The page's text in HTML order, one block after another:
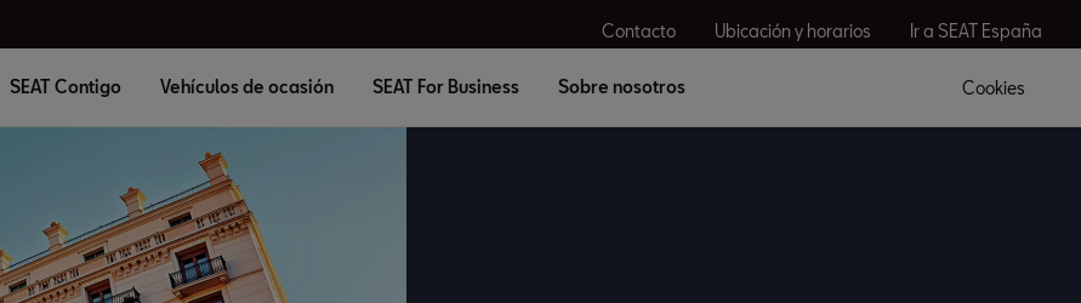
Contacto Ubicación y horarios Ir a SEAT España
SEAT Contigo Vehículos de ocasión SEAT For Business Sobre nosotros Cookies